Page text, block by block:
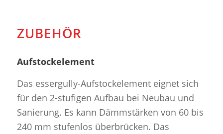
ZUBEHÖR
Aufstockelement
Das essergully-Aufstockelement eignet sich
für den 2-stufigen Aufbau bei Neubau und
Sanierung. Es kann Dämmstärken von 60 bis
240 mm stufenlos überbrücken. Das